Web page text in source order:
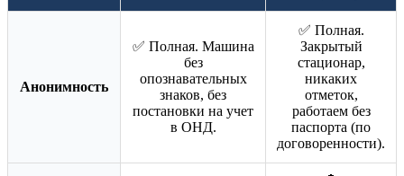
Анонимность
✅ Полная. Машина
без
опознавательных
знаков, без
постановки на учет
в ОНД.
✅ Полная.
Закрытый
стационар,
никаких
отметок,
работаем без
паспорта (по
договоренности).